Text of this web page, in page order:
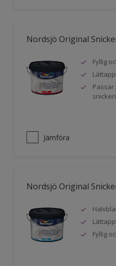
Nordsjö Original
Fyllig
Passar
Jämföra
Nordsjö Original
Fyllig